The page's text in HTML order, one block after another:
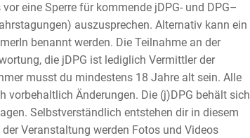
eine Sperre für kommende jDPG- und DPG–
auszusprechen. Alternativ kann ein
benannt werden. Die Teilnahme an der
die jDPG ist lediglich Vermittler der
musst du mindestens 18 Jahre alt sein. Alle
vorbehaltlich Änderungen. Die (j)DPG behält sich
Selbstverständlich entstehen dir in diesem
Veranstaltung werden Fotos und Videos